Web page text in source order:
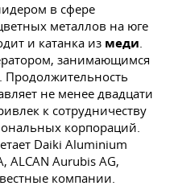
в сфере
металлов на юге
и катанка из меди.
занимающимся
Продолжительность
не менее двадцати
к сотрудничеству
корпораций.
Daiki Aluminium
ALCAN Aurubis AG,
компании.